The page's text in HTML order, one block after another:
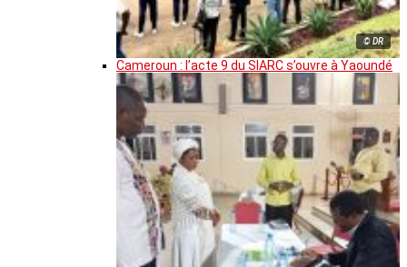
© DR
Cameroun : l’acte 9 du SIARC s’ouvre à Yaoundé